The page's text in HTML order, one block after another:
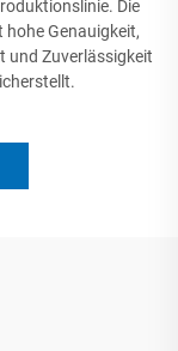
Die
Genauigkeit,
und Zuverlässigkeit